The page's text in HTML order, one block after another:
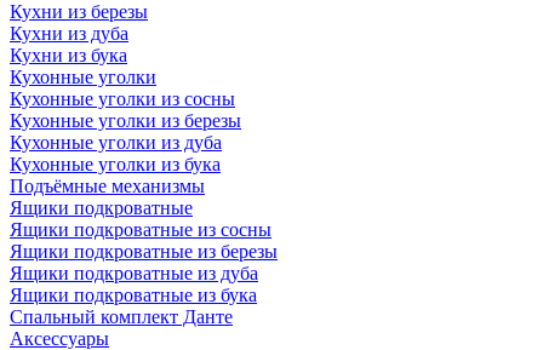
Кухни из березы
Кухни из дуба
Кухни из бука
Кухонные уголки
Кухонные уголки из сосны
Кухонные уголки из березы
Кухонные уголки из дуба
Кухонные уголки из бука
Подъёмные механизмы
Ящики подкроватные
Ящики подкроватные из сосны
Ящики подкроватные из березы
Ящики подкроватные из дуба
Ящики подкроватные из бука
Спальный комплект Данте
Аксессуары